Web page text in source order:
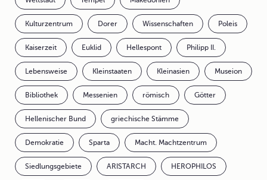
Kulturzentrum Dorer Wissenschaften Poleis
Kaiserzeit Euklid Hellespont Philipp II.
Lebensweise Kleinstaaten Kleinasien Museion
Bibliothek Messenien römisch Götter
Hellenischer Bund griechische Stämme
Demokratie Sparta Macht. Machtzentrum
Siedlungsgebiete ARISTARCH HEROPHILOS